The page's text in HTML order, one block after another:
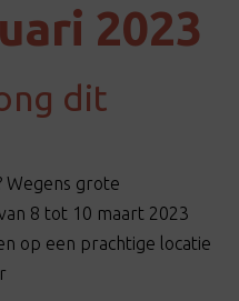
i
2023
dit
Wegens grote
8 tot 10 maart 2023
op een prachtige locatie